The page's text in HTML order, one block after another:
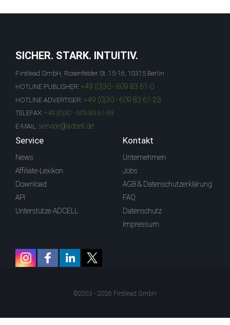
SICHER. STARK. INTUITIV.
Firstlead GmbH, Rosenfelder St. 15-16, 10315 Berlin
HOTLINE PUBLISHER: +49 (0)30 - 609 83 61-0
HOTLINE ADVERTISER: +49 (0)30 - 609 83 61-23
TELEFAX: +49 (0)30 - 609 83 61-99
E-MAIL: service@adcell.de
Service
News
Affiliate-Lexikon
Download
API
Unterstütze ADCELL
Kontakt
Unternehmen
Jobs
AGB & Datenschutzerklärung
FAQ
Datenschutz
Impressum
©2003 - 2026 Firstlead GmbH